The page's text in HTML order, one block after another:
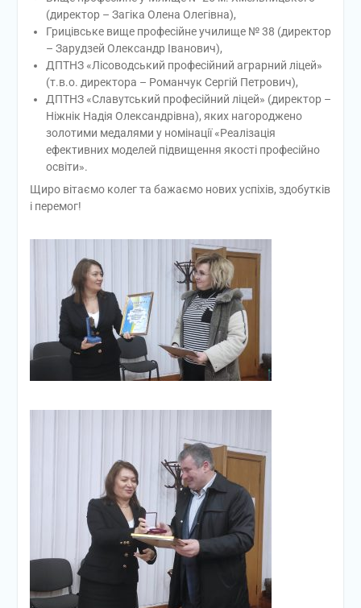
(директор – Загіка Олена Олегівна),
Грицівське вище професійне училище № 38 (директор
– Зарудзей Олександр Іванович),
ДПТНЗ «Лісоводський професійний аграрний ліцей»
(т.в.о. директора – Романчук Сергій Петрович),
ДПТНЗ «Славутський професійний ліцей» (директор –
Ніжнік Надія Олександрівна), яких нагороджено
золотими медалями у номінації «Реалізація
ефективних моделей підвищення якості професійно
освіти».
Щиро вітаємо колег та бажаємо нових успіхів, здобутків
і перемог!